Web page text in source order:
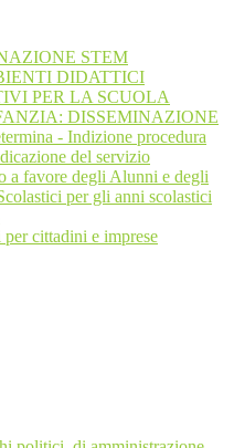
STEM
DIDATTICI
PER LA SCUOLA
DISSEMINAZIONE
- Indizione procedura
del servizio
a favore degli Alunni e degli
per gli anni scolastici
cittadini e imprese